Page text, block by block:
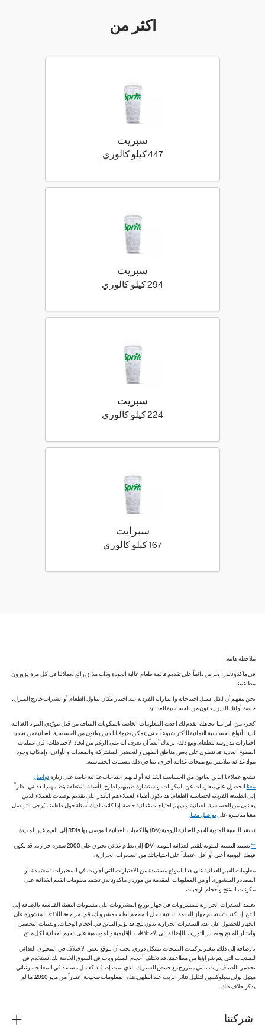
أكثر من
سبريت
447 كيلو كالوري 447 كيلو سعرة حرارية
سبريت
294 كيلو كالوري 294 كيلو سعرة حرارية
سبريت
224 كيلو كالوري 224 كيلو سعرة حرارية
سبرايت
167 كيلو كالوري 167 كيلو سعرة حرارية
ملاحظة هامة:
في ماكدونالدز، نحرص دائماً على تقديم قائمة طعام عالية الجودة وذات مذاق رائع لعملائنا في كل مرة يزورون
مطاعمنا.
نحن نتفهم أن لكل عميل احتياجاته واعتباراته الفردية عند اختيار مكان لتناول الطعام أو الشراب خارج المنزل،
خاصة أولئك الذين يعانون من الحساسية الغذائية.
كجزء من التزامنا اتجاهك، نقدم لك أحدث المعلومات الخاصة بالمكونات المتاحة من قبل مورّدي المواد الغذائية
لدينا لأنواع الحساسية الثمانية الأكثر شيوعاً، حتى يتمكن ضيوفنا الذين يعانون من الحساسية الغذائية من تحديد
اختيارات مدروسة للطعام. ومع ذلك، نريدك أيضاً أن تعرف أنه على الرغم من اتخاذ الاحتياطات، فإن عمليات
المطبخ العادية قد تنطوي على بعض مناطق الطهي والتحضير المشتركة، والمعدات والأواني، وإمكانية وجود
مواد غذائية تتلامس مع منتجات غذائية أخرى، بما في ذلك مسببات الحساسية.
نشجع عملاءنا الذين يعانون من الحساسية الغذائية أو لديهم احتياجات غذائية خاصة على زيارةتواصل
معنا للحصول على معلومات عن المكونات، واستشارة طبيبهم لطرح الأسئلة المتعلقة بنظامهم الغذائي. نظراً
إلى الطبيعة الفردية لحساسية الطعام، قد يكون أطباء العملاء هم الأقدر على تقديم توصيات للعملاء الذين
يعانون من الحساسية الغذائية ولديهم احتياجات غذائية خاصة. إذا كانت لديك أسئلة حول طعامنا، يُرجى التواصل
معنا مباشرة علىتواصل معنا.
تستند النسبة المئوية للقيم الغذائية اليومية (DV) والكميات الغذائية الموصى بها RDIs إلى القيم غير المقيدة.
**
تستند النسبة المئوية للقيم الغذائية اليومية (DV) إلى نظام غذائي يحتوي على 2000 سعرة حرارية. قد تكون
قيمك اليومية أعلى أو أقل اعتماداً على احتياجاتك من السعرات الحرارية.
معلومات القيم الغذائية على هذا الموقع مستمدة من الاختبارات التي أجريت في المختبرات المعتمدة، أو
المصادر المنشورة، أو من المعلومات المقدمة من موردي ماكدونالدز. تعتمد معلومات القيم الغذائية على
مكونات المنتج وأحجام الوجبات.
تعتمد السعرات الحرارية للمشروبات في جهاز توزيع المشروبات على مستويات التعبئة القياسية بالإضافة إلى
الثلج. إذا كنت تستخدم جهاز الخدمة الذاتية داخل المطعم لطلب مشروبك، قم بمراجعة اللافتة المنشورة على
الجهاز للحصول على عدد السعرات الحرارية بدون ثلج. قد يؤثر التباين في أحجام الوجبات، وتقنيات التحضير،
واختبار المنتج ومصادر التوريد، بالإضافة إلى الاختلافات الإقليمية والموسمية على القيم الغذائية لكل منتج.
بالإضافة إلى ذلك، تتغير تركيبات المنتجات بشكل دوري. يجب أن تتوقع بعض الاختلاف في المحتوى الغذائي
للمنتجات التي يتم شراؤها من مطاعمنا. قد تختلف أحجام المشروبات في السوق الخاصة بك. نستخدم في
تحضير الأصناف زيت نباتي ممزوج مع حمض الستريك الذي تمت إضافته كعامل مساعد في المعالجة، وثنائي
ميثيل بولي سيلوكسين لتقليل تناثر الزيت عند الطهي. هذه المعلومات صحيحة اعتباراً من مايو 2020، ما لم
يذكر خلاف ذلك.
شركتنا